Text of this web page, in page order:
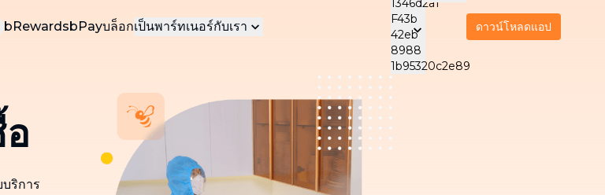
การที่ได้รับความนิยมมากที่สุดใน
ำความสะอาดบ้าน (ตามต้องการ)
บริการทำความสะอาดบ้าน เรียกใช้ได้ทันที
ตามความต้องการของคุณ
บริการดูแลและสนับสนุน
บริการนวด
NEW
ดูแลผู้สูงอายุ NEW
bRewardsbPayบล็อกเป็นพาร์ทเนอร์กับเรา
เป็นทาสเกอร์ธุรกิจของเรา
Malaysia
ENG
ดาวน์โหลดแอป
ริการ